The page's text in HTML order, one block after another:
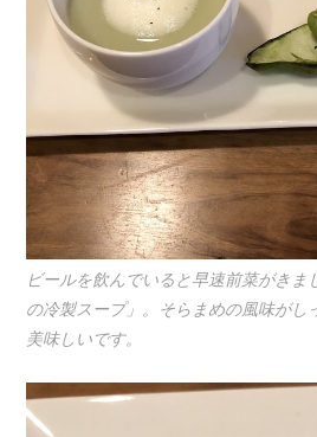
ビールを飲んでいると早速前菜がきま
の冷製スープ」。そらまめの風味がし
美味しいです。